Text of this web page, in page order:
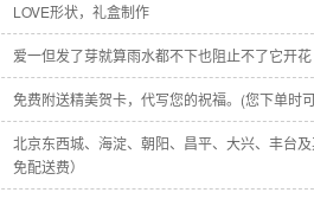
LOVE形状，礼盒制作
爱一但发了芽就算雨水都不下也阻止不了它开花
免费附送精美贺卡，代写您的祝福。(您下单时
北京东西城、海淀、朝阳、昌平、大兴、丰台
免配送费）